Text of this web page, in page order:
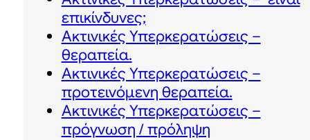
επικίνδυνες;
Ακτινικές Υπερκερατώσεις –
θεραπεία.
Ακτινικές Υπερκερατώσεις –
προτεινόμενη θεραπεία.
Ακτινικές Υπερκερατώσεις –
πρόγνωση / πρόληψη